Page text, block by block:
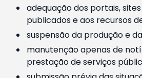
adequação dos portais,
publicados e aos recursos
suspensão da produção e
manutenção apenas de
prestação de serviços